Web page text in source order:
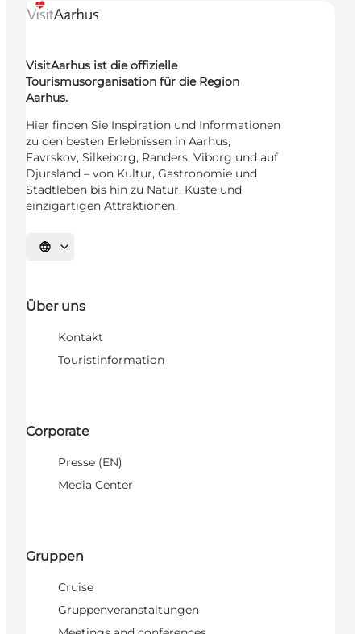
VisitAarhus ist die offizielle
Tourismusorganisation für die Region
Aarhus.
Hier finden Sie Inspiration und Informationen
zu den besten Erlebnissen in Aarhus,
Favrskov, Silkeborg, Randers, Viborg und auf
Djursland – von Kultur, Gastronomie und
Stadtleben bis hin zu Natur, Küste und
einzigartigen Attraktionen.
Sprache auswählen
Über uns
Kontakt
Touristinformation
Corporate
Presse (EN)
Media Center
Gruppen
Cruise
Gruppenveranstaltungen